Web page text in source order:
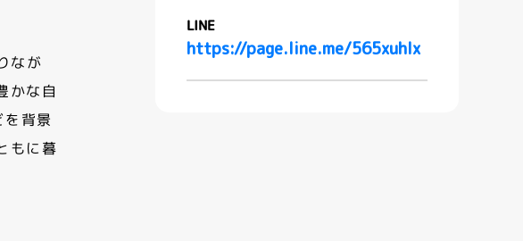
なが
かな自
背景
もに暮
LINE
https://page.line.me/565xuhlx